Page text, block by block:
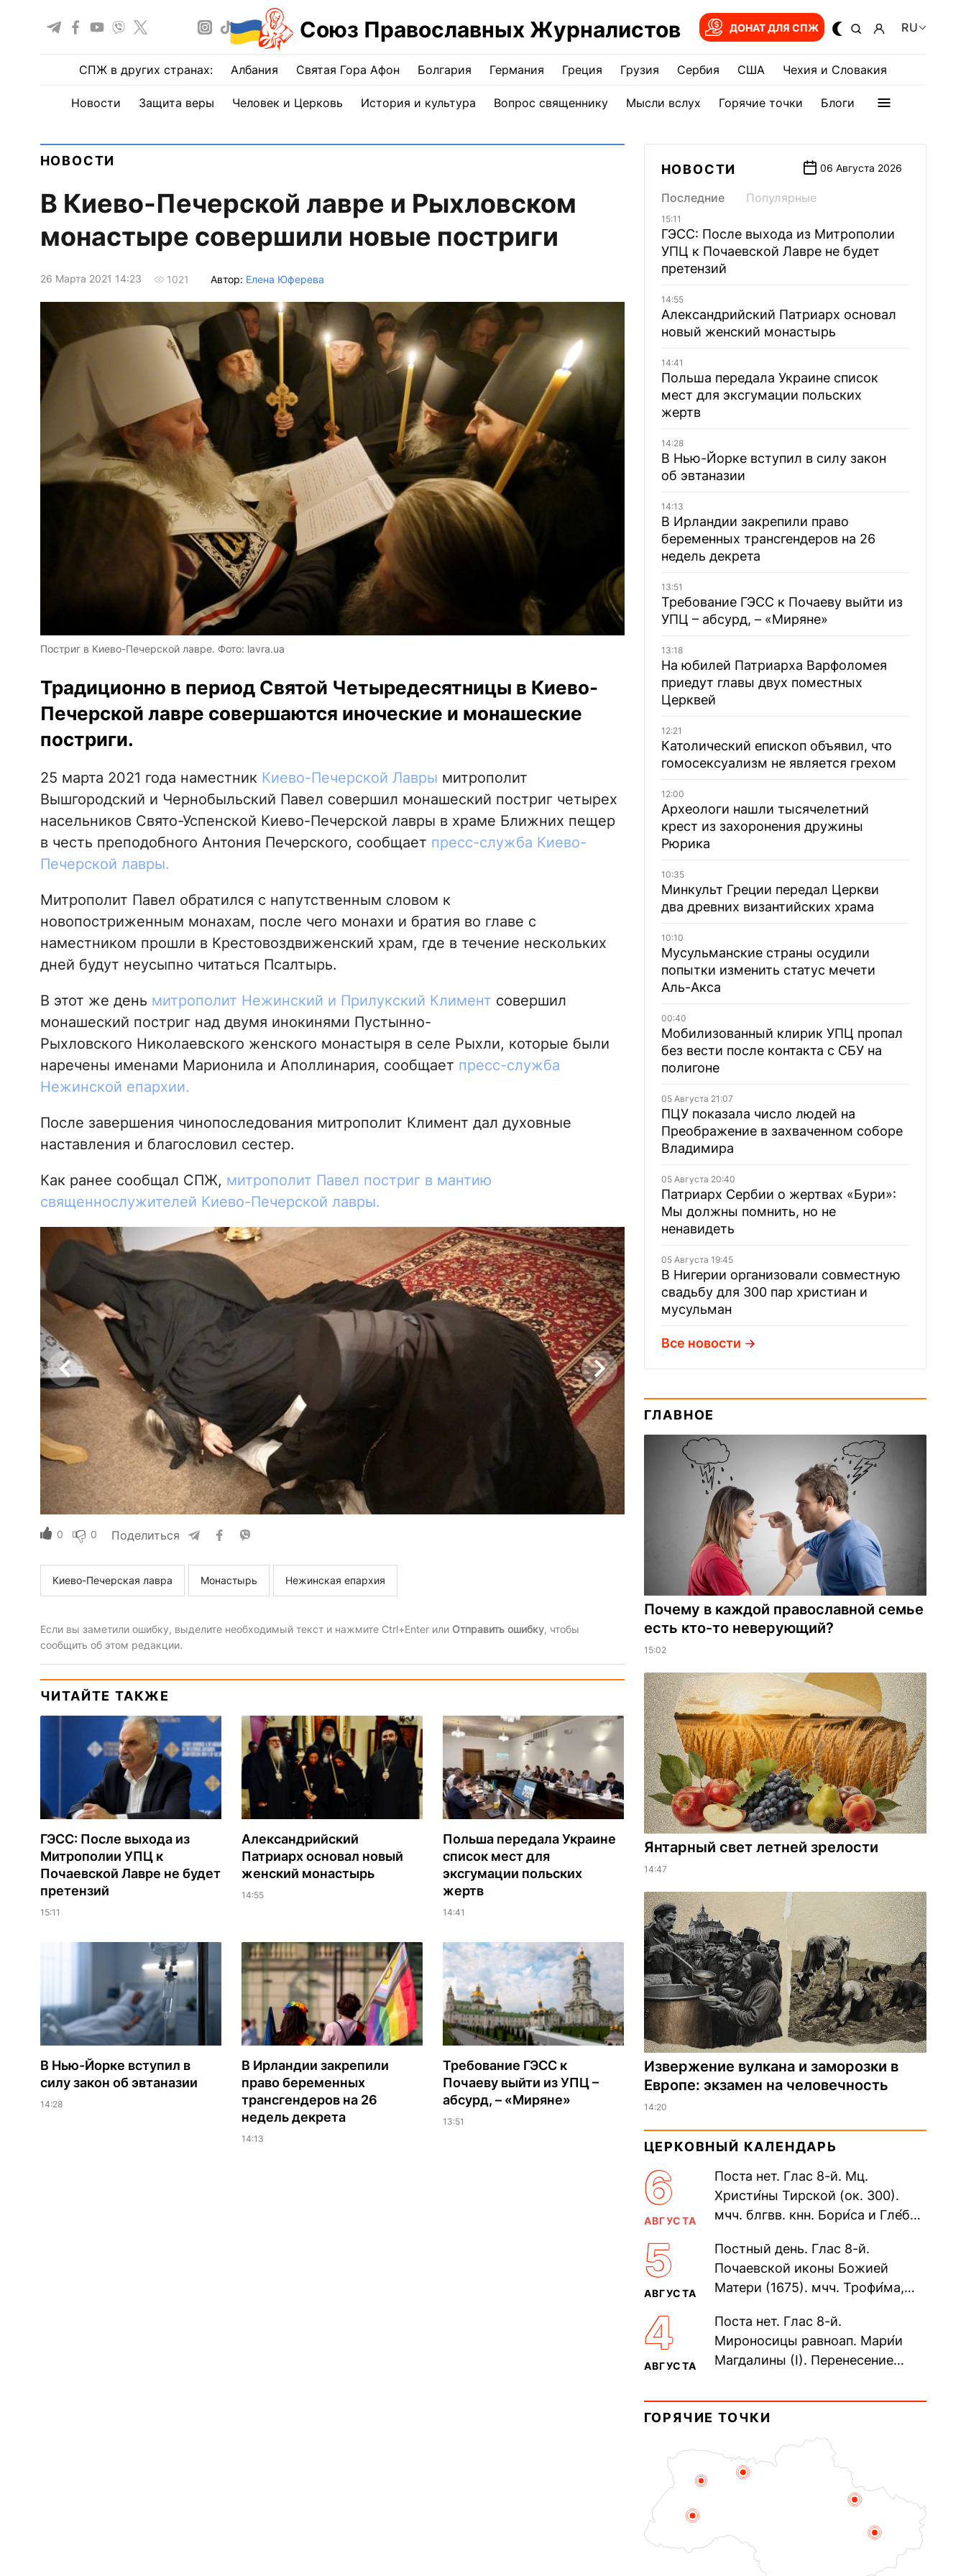
Союз Православных Журналистов ДОНАТ ДЛЯ СПЖ RU
СПЖ в других странах: Албания Святая Гора Афон Болгария Германия Греция Грузия Сербия США Чехия и Словакия
Новости Защита веры Человек и Церковь История и культура Вопрос священнику Мысли вслух Горячие точки Блоги
НОВОСТИ
В Киево-Печерской лавре и Рыхловском
монастыре совершили новые постриги
26 Марта 2021 14:23 1021 Автор: Елена Юферева
Постриг в Киево-Печерской лавре. Фото: lavra.ua
Традиционно в период Святой Четыредесятницы в Киево-
Печерской лавре совершаются иноческие и монашеские
постриги.
25 марта 2021 года наместник Киево-Печерской Лавры митрополит
Вышгородский и Чернобыльский Павел совершил монашеский постриг четырех
насельников Свято-Успенской Киево-Печерской лавры в храме Ближних пещер
в честь преподобного Антония Печерского, сообщает пресс-служба Киево-
Печерской лавры.
Митрополит Павел обратился с напутственным словом к
новопостриженным монахам, после чего монахи и братия во главе с
наместником прошли в Крестовоздвиженский храм, где в течение нескольких
дней будут неусыпно читаться Псалтырь.
В этот же день митрополит Нежинский и Прилукский Климент совершил
монашеский постриг над двумя инокинями Пустынно-
Рыхловского Николаевского женского монастыря в селе Рыхли, которые были
наречены именами Марионила и Аполлинария, сообщает пресс-служба
Нежинской епархии.
После завершения чинопоследования митрополит Климент дал духовные
наставления и благословил сестер.
Как ранее сообщал СПЖ, митрополит Павел постриг в мантию
священнослужителей Киево-Печерской лавры.
0 0 Поделиться
Киево-Печерская лавра Монастырь Нежинская епархия
Если вы заметили ошибку, выделите необходимый текст и нажмите Ctrl+Enter или Отправить ошибку, чтобы
сообщить об этом редакции.
ЧИТАЙТЕ ТАКЖЕ
ГЭСС: После выхода из
Митрополии УПЦ к
Почаевской Лавре не будет
претензий
15:11
Александрийский
Патриарх основал новый
женский монастырь
14:55
Польша передала Украине
список мест для
эксгумации польских
жертв
14:41
В Нью-Йорке вступил в
силу закон об эвтаназии
14:28
В Ирландии закрепили
право беременных
трансгендеров на 26
недель декрета
14:13
Требование ГЭСС к
Почаеву выйти из УПЦ –
абсурд, – «Миряне»
13:51
НОВОСТИ 06 Августа 2026
Последние Популярные
15:11
ГЭСС: После выхода из Митрополии
УПЦ к Почаевской Лавре не будет
претензий
14:55
Александрийский Патриарх основал
новый женский монастырь
14:41
Польша передала Украине список
мест для эксгумации польских
жертв
14:28
В Нью-Йорке вступил в силу закон
об эвтаназии
14:13
В Ирландии закрепили право
беременных трансгендеров на 26
недель декрета
13:51
Требование ГЭСС к Почаеву выйти из
УПЦ – абсурд, – «Миряне»
13:18
На юбилей Патриарха Варфоломея
приедут главы двух поместных
Церквей
12:21
Католический епископ объявил, что
гомосексуализм не является грехом
12:00
Археологи нашли тысячелетний
крест из захоронения дружины
Рюрика
10:35
Минкульт Греции передал Церкви
два древних византийских храма
10:10
Мусульманские страны осудили
попытки изменить статус мечети
Аль-Акса
00:40
Мобилизованный клирик УПЦ пропал
без вести после контакта с СБУ на
полигоне
05 Августа 21:07
ПЦУ показала число людей на
Преображение в захваченном соборе
Владимира
05 Августа 20:40
Патриарх Сербии о жертвах «Бури»:
Мы должны помнить, но не
ненавидеть
05 Августа 19:45
В Нигерии организовали совместную
свадьбу для 300 пар христиан и
мусульман
Все новости
ГЛАВНОЕ
Почему в каждой православной семье
есть кто-то неверующий?
15:02
Янтарный свет летней зрелости
14:47
Извержение вулкана и заморозки в
Европе: экзамен на человечность
14:20
ЦЕРКОВНЫЙ КАЛЕНДАРЬ
6
АВГУСТА
Поста нет. Глас 8-й. Мц.
Христи́ны Тирской (ок. 300).
мчч. блгвв. кнн. Бори́са и Гле́ба,
Дави́да (1015). Прп....
5
АВГУСТА
Постный день. Глас 8-й.
Почаевской иконы Божией
Матери (1675). мчч. Трофи́ма,
мучеников (284–305). прав.
воина Фео́дора...
4
АВГУСТА
Поста нет. Глас 8-й.
Мироносицы равноап. Мари́и
Магдалины (I). Перенесение
Синопского (403–404). Прп.
Корни́лия...
ГОРЯЧИЕ ТОЧКИ